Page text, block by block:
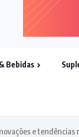
Bebidas
e tendências